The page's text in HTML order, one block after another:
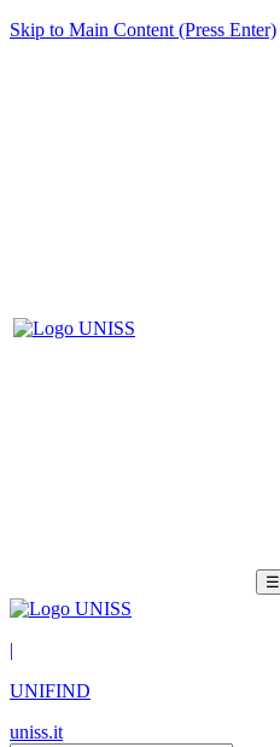
Skip to Main Content (Press Enter)
☰
|
UNIFIND
uniss.it